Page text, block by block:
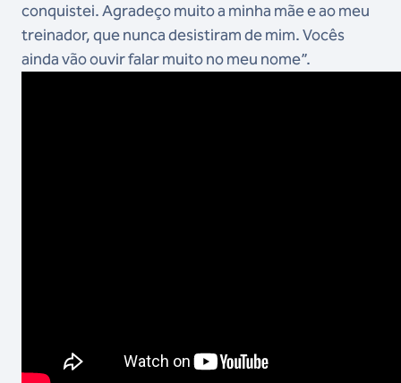
conquistei. Agradeço muito a minha mãe e ao meu
treinador, que nunca desistiram de mim. Vocês
ainda vão ouvir falar muito no meu nome”.